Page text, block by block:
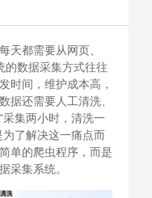
天都需要从网页、
的数据采集方式往往
时间，维护成本高，
据还需要人工清洗、
集两小时，清洗一
了解决这一痛点而
单的爬虫程序，而是
采集系统。